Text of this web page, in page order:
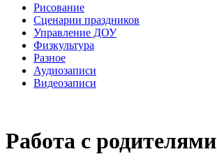
Рисование
Сценарии праздников
Управление ДОУ
Физкультура
Разное
Аудиозаписи
Видеозаписи
Работа с родителями